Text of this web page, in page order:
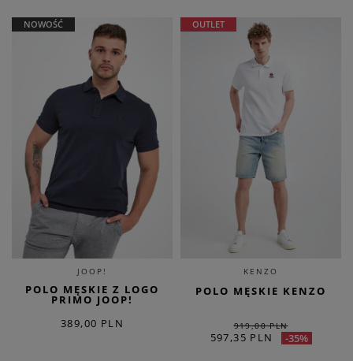
NOWOŚĆ
JOOP!
POLO MĘSKIE Z LOGO
PRIMO JOOP!
389,00 PLN
OUTLET
KENZO
POLO MĘSKIE KENZO
919,00 PLN
597,35 PLN -35%